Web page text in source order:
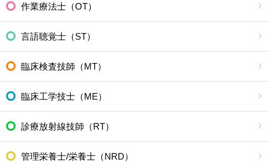
作業療法士（OT）
言語聴覚士（ST）
臨床検査技師（MT）
臨床工学技士（ME）
診療放射線技師（RT）
管理栄養士/栄養士（NRD）